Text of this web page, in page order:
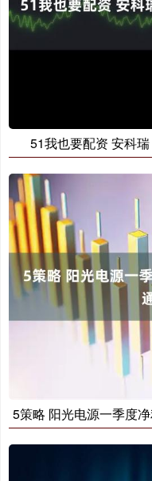
51我也要配资 安科
5策略 阳光电源一季度